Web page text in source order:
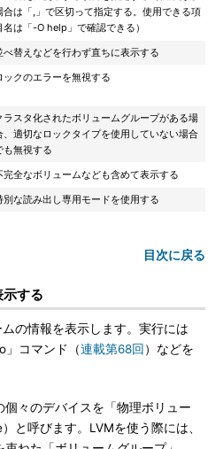
合は「,」で区切って指定する。使用できる項
名は「-O help」で確認できる）
べ替えなどを行わず直ちに表示する
ックのエラーを無視する
ラスタ化されたボリュームグループがある場
、適切なロックタイプを使用していない場合
も無視する
完全なボリュームなども含めて表示する
別な読み出し専用モードを使用する
目次に戻る
する
ムの情報を表示します。実行には
」コマンド（連載第68回 ）などを
々のデバイスを「物理ボリュー
と呼びます。LVMを使う際には、